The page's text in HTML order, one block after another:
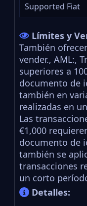
Supported Fiat
Límites y
También
vender., AML:,
superiores a
documento de
también en
realizadas en
Las
€1,000
documento de
también se
transacciones
un corto
Detalles: